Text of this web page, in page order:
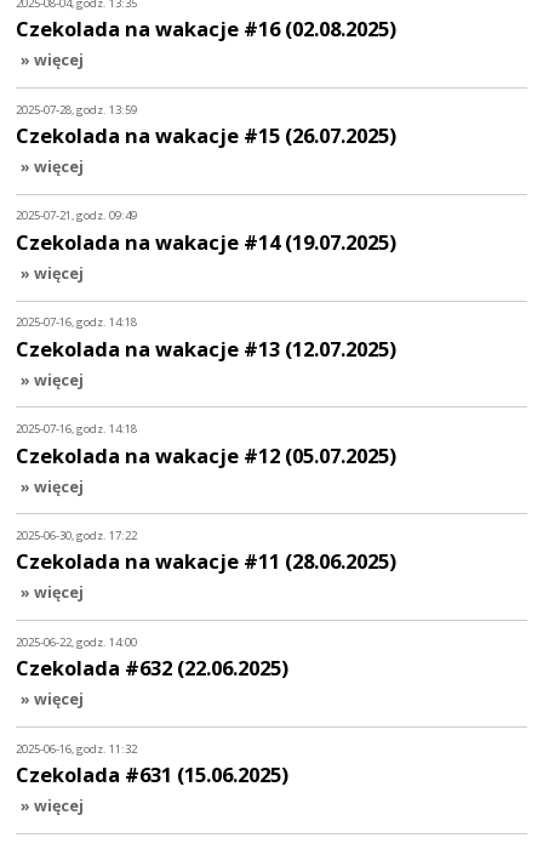
Czekolada na wakacje #16 (02.08.2025)
» więcej
2025-07-28, godz. 13:59
Czekolada na wakacje #15 (26.07.2025)
» więcej
2025-07-21, godz. 09:49
Czekolada na wakacje #14 (19.07.2025)
» więcej
2025-07-16, godz. 14:18
Czekolada na wakacje #13 (12.07.2025)
» więcej
2025-07-16, godz. 14:18
Czekolada na wakacje #12 (05.07.2025)
» więcej
2025-06-30, godz. 17:22
Czekolada na wakacje #11 (28.06.2025)
» więcej
2025-06-22, godz. 14:00
Czekolada #632 (22.06.2025)
» więcej
2025-06-16, godz. 11:32
Czekolada #631 (15.06.2025)
» więcej